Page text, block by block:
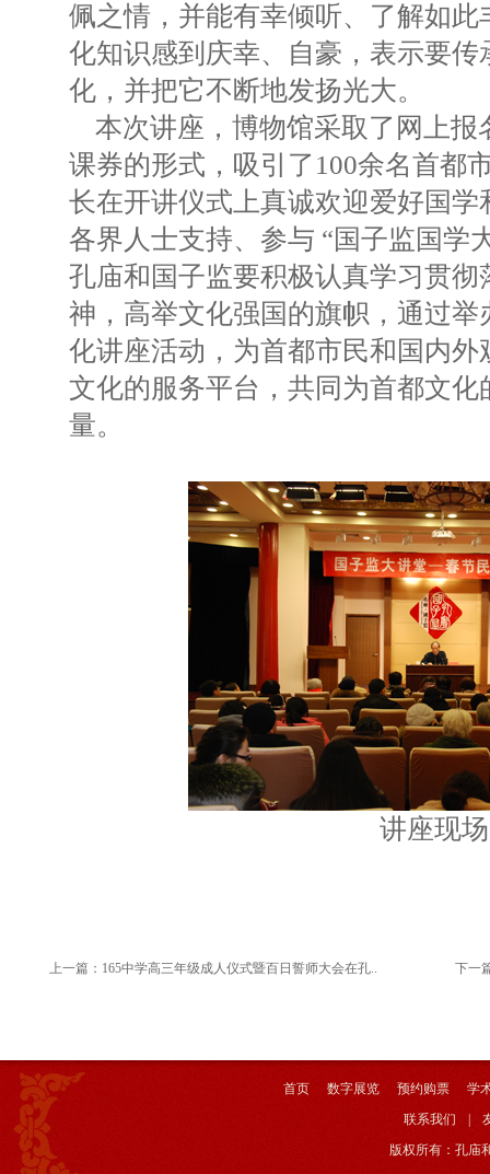
佩之情，并能有幸倾听、了解如
化知识感到庆幸、自豪，表示要
化，并把它不断地发扬光大。
本次讲座，博物馆采取了网上报
课券的形式，吸引了100余名首都
长在开讲仪式上真诚欢迎爱好国
各界人士支持、参与 “国子监国学
孔庙和国子监要积极认真学习贯
神，高举文化强国的旗帜，通过
化讲座活动，为首都市民和国内
文化的服务平台，共同为首都文
量。
讲座现场
上一篇： 165中学高三年级成人仪式暨百日誓师大会在孔.. 下一
首页 数字展览 预约购票
学
联系我们
版权所有：孔庙